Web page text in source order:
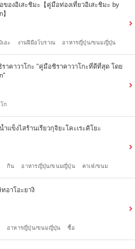
องอิเสะชิมะ【คู่มือท่องเที่ยวอิเสะชิมะ by
เอะ งานฝีมือโบราณ อาหารญี่ปุ่น/ขนมญี่ปุ่น
าคาวาโกะ "คู่มือชิราคาวาโกะที่ดีที่สุด โดย
ก
แข็งไสร้านเรียวกุจิยะโคะเระคิโยะ
กิน อาหารญี่ปุ่น/ขนมญี่ปุ่น คาเฟ่/ขนม
อาโอะยางิ
อาหารญี่ปุ่น/ขนมญี่ปุ่น ซื้อ